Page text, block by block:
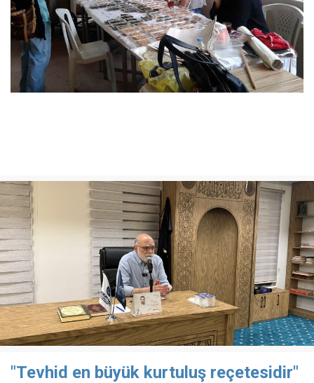
"Tevhid en büyük kurtuluş reçetesidir"